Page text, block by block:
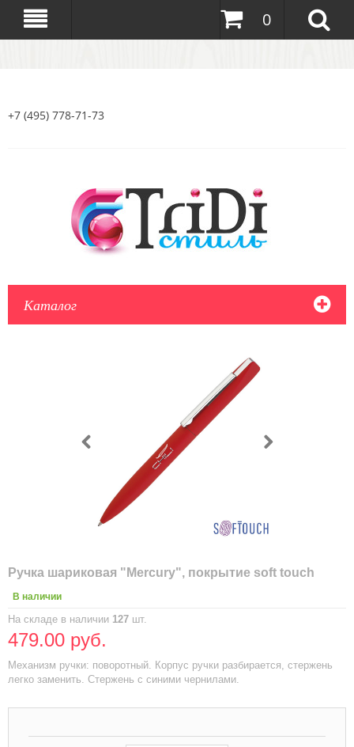
0
+7 (495) 778-71-73
Каталог
Ручка шариковая "Mercury", покрытие soft touch
В наличии
На складе в наличии 127 шт.
479.00 руб.
Механизм ручки: поворотный. Корпус ручки разбирается, стержень
легко заменить. Стержень с синими чернилами.